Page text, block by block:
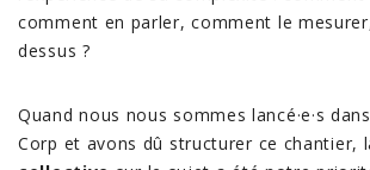
comment en parler, comment le
dessus ?
Quand nous nous sommes lancé·e·s
Corp et avons dû structurer ce chantier,